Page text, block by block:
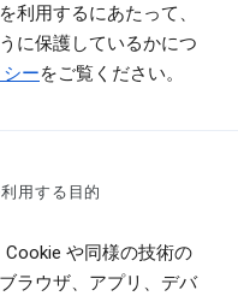
利用するにあたって、
に保護しているかにつ
ーをご覧ください。
用する目的
や同様の技術の
ラウザ、アプリ、デバ